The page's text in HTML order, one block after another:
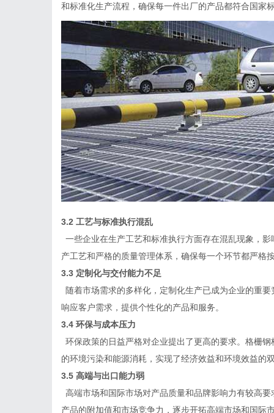
和标准化生产流程，确保每一件出厂的产品都符合国家
3.2 工艺与标准执行混乱
一些企业在生产工艺和标准执行方面存在混乱现象，
产工艺和严格的质量管理体系，确保每一个环节都严格
3.3 定制化与交付能力不足
随着市场需求的多样化，定制化生产已成为企业的重
响应客户需求，提供个性化的产品和服务。
3.4 环保与成本压力
环保政策的日益严格对企业提出了更高的要求。格栅
的环境污染和能源消耗，实现了经济效益和环境效益的
3.5 高端与出口能力弱
高端市场和国际市场对产品质量和品牌影响力有较高
产品的附加值和市场竞争力，逐步开拓高端市场和国际